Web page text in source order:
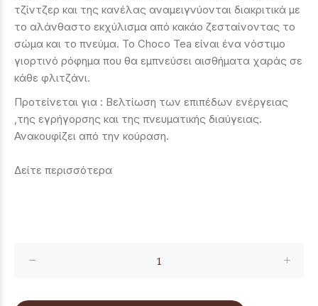
τζίντζερ και της κανέλας αναμειγνύονται διακριτικά με
το αλάνθαστο εκχύλισμα από κακάο ζεσταίνοντας το
σώμα και το πνεύμα. Το Choco Tea είναι ένα νόστιμο
γιορτινό ρόφημα που θα εμπνεύσει αισθήματα χαράς σε
κάθε φλιτζάνι.
Προτείνεται για : Βελτίωση των επιπέδων ενέργειας
,της εγρήγορσης και της πνευματικής διαύγειας.
Ανακουφίζει από την κούραση.
Δείτε περισσότερα